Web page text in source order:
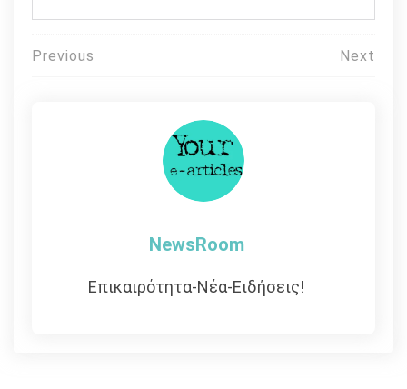
Πλοήγηση
Previous Next
NewsRoom
Επικαιρότητα-Νέα-Ειδήσεις!